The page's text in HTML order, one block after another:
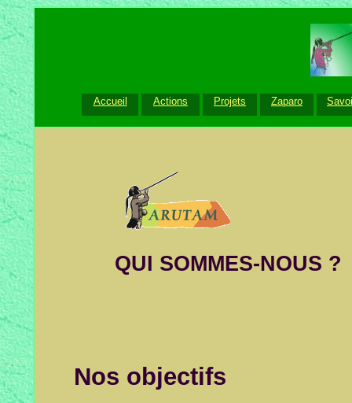
Accueil Actions Projets Zaparo
QUI SOMMES-NOUS ?
Nos objectifs